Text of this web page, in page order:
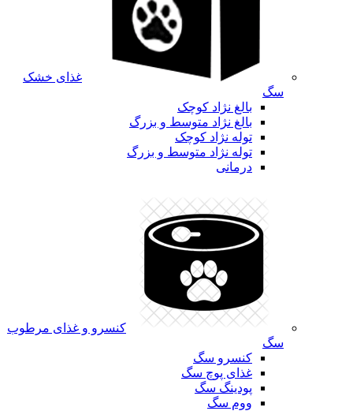
غذای خشک
سگ
بالغ نژاد کوچک
بالغ نژاد متوسط و بزرگ
توله نژاد کوچک
توله نژاد متوسط و بزرگ
درمانی
کنسرو و غذای مرطوب
سگ
کنسرو سگ
غذای پوچ سگ
پودینگ سگ
ووم سگ